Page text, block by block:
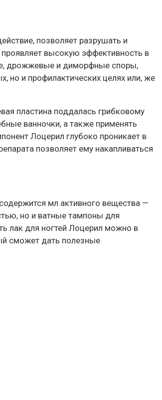
позволяет разрушать и
высокую эффективность в
дрожжевые и диморфные споры,
но и профилактических целях или, же
пластина поддалась грибковому
ванночки, а также применять
Лоцерил глубоко проникает в
позволяет ему накапливаться
мл активного вещества —
но и ватные тампоны для
лак для ногтей Лоцерил можно в
сможет дать полезные